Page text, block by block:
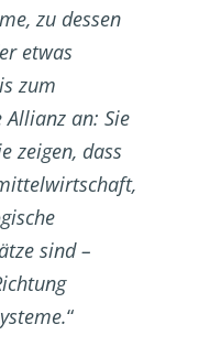
zu dessen
etwas
zum
Allianz an: Sie
zeigen, dass
sind –
“